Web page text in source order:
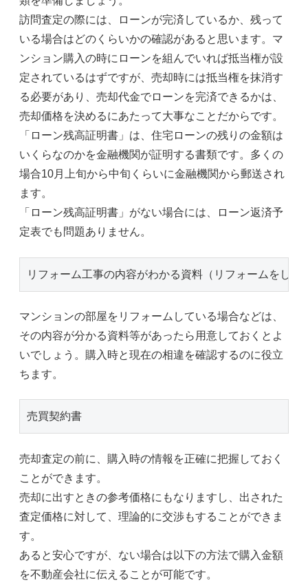
訪問査定の際には、ローンが完済しているか、残って
いる場合はどのくらいかの確認があると思います。マ
ンション購入の時にローンを組んでいれば抵当権が設
定されているはずですが、売却時には抵当権を抹消す
る必要があり、売却代金でローンを完済できるかは、
売却価格を決めるにあたって大事なことだからです。
「ローン残高証明書」は、住宅ローンの残りの金額は
いくらなのかを金融機関が証明する書類です。多くの
場合10月上旬から中旬くらいに金融機関から郵送され
ます。
「ローン残高証明書」がない場合には、ローン返済予
定表でも問題ありません。
リフォーム工事の内容がわかる資料（リフォームをして
マンションの部屋をリフォームしている場合などは、
その内容が分かる資料等があったら用意しておくとよ
いでしょう。購入時と現在の相違を確認するのに役立
ちます。
売買契約書
売却査定の前に、購入時の情報を正確に把握しておく
ことができます。
売却に出すときの参考価格にもなりますし、出された
査定価格に対して、理論的に交渉もすることができま
す。
あると安心ですが、ない場合は以下の方法で購入金額
を不動産会社に伝えることが可能です。